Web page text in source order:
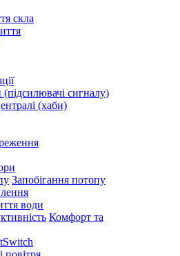
скла
(підсилювачі сигналу)
(хаби)
Запобігання потопу
води
Комфорт та